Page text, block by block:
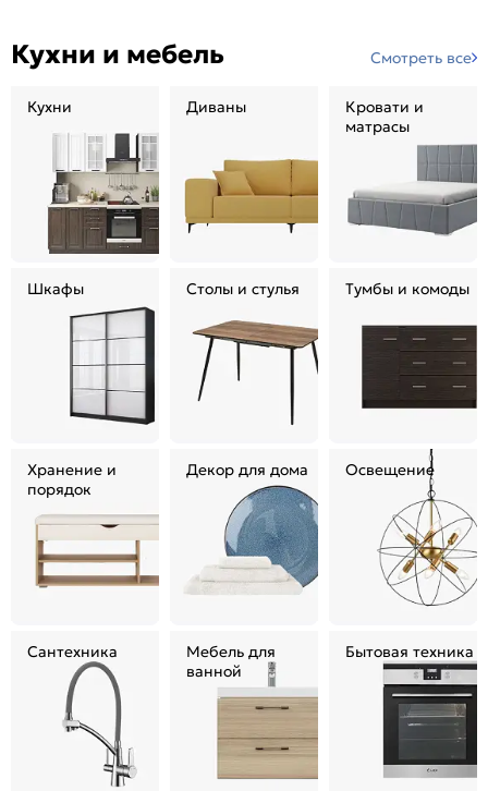
Кухни и мебель Смотреть все
Кухни Диваны
Кровати и
матрасы
Шкафы Столы и стулья Тумбы и комоды
Хранение и
порядок
Декор для дома Освещение
Сантехника
Мебель для
ванной
Бытовая техника